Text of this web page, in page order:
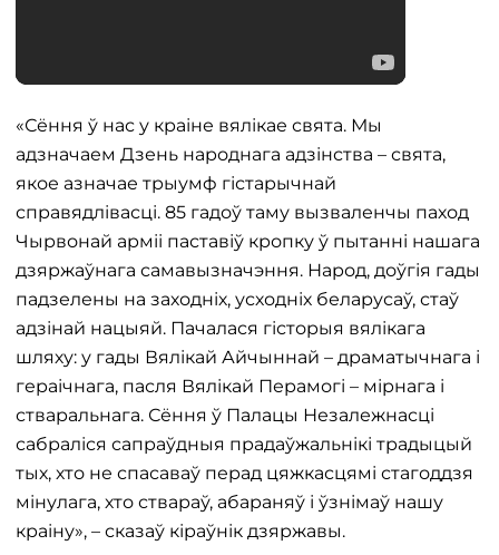
«Сёння ў нас у краіне вялікае свята. Мы
адзначаем Дзень народнага адзінства – свята,
якое азначае трыумф гістарычнай
справядлівасці. 85 гадоў таму вызваленчы паход
Чырвонай арміі паставіў кропку ў пытанні нашага
дзяржаўнага самавызначэння. Народ, доўгія гады
падзелены на заходніх, усходніх беларусаў, стаў
адзінай нацыяй. Пачалася гісторыя вялікага
шляху: у гады Вялікай Айчыннай – драматычнага і
гераічнага, пасля Вялікай Перамогі – мірнага і
стваральнага. Сёння ў Палацы Незалежнасці
сабраліся сапраўдныя прадаўжальнікі традыцый
тых, хто не спасаваў перад цяжкасцямі стагоддзя
мінулага, хто ствараў, абараняў і ўзнімаў нашу
краіну», – сказаў кіраўнік дзяржавы.